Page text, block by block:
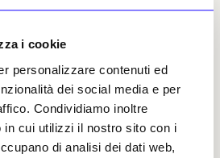
i cookie
personalizzare contenuti ed
dei social media e per
Condividiamo inoltre
in cui utilizzi il nostro sito con i
di analisi dei dati web,
il
NEWS
Creduta perduta, torna in
Trentino una pala d’altare
di Francesco Verla
Dell'opera del pittore
vicentino, dipinta nel 1517 per